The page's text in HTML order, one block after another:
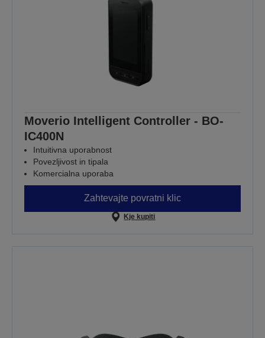
Moverio Intelligent Controller - BO-
IC400N
Intuitivna uporabnost
Povezljivost in tipala
Komercialna uporaba
Zahtevajte povratni klic
Kje kupiti